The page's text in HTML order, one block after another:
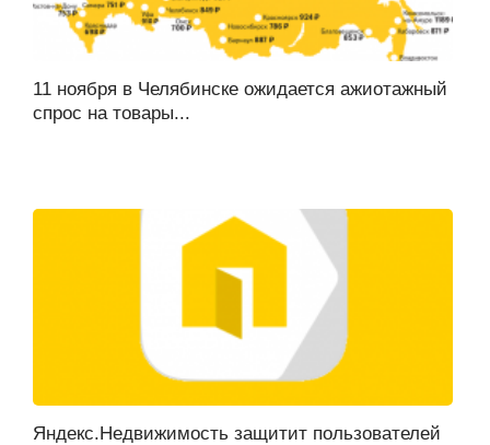
11 ноября в Челябинске ожидается ажиотажный
спрос на товары...
Яндекс.Недвижимость защитит пользователей